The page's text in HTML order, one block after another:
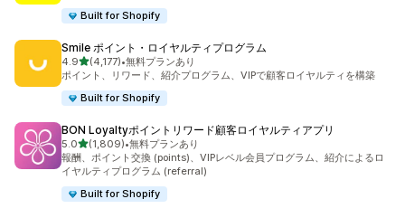
Built for Shopify
Smile ポイント・ロイヤルティプログラム
4.95つ星中
(4,177)
合計レビュー数：4177件
•無料プランあり
ポイント、リワード、紹介プログラム、VIPで顧客ロイヤルティを構築
Built for Shopify
BON Loyaltyポイントリワード顧客ロイヤルティアプリ
5.05つ星中
(1,809)
合計レビュー数：1809件
•無料プランあり
報酬、ポイント交換 (points)、VIPレベル会員プログラム、紹介によるロ
イヤルティプログラム (referral)
Built for Shopify